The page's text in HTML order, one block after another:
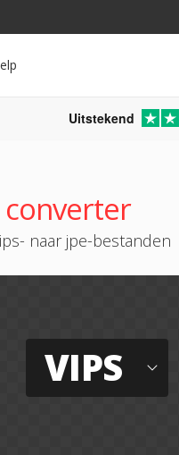
Uitstekend
converter
naar jpe-bestanden
VIPS